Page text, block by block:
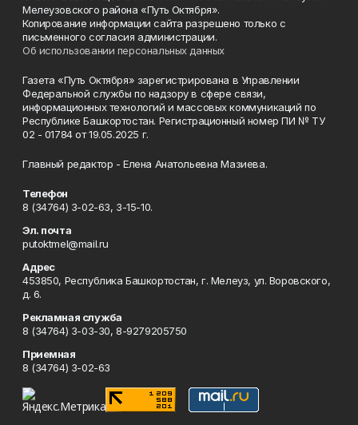
Мелеузовского района «Путь Октября».
Копирование информации сайта разрешено только с
письменного согласия администрации.
Об использовании персональных данных
Газета «Путь Октября» зарегистрирована в Управлении
Федеральной службы по надзору в сфере связи,
информационных технологий и массовых коммуникаций по
Республике Башкортостан. Регистрационный номер ПИ № ТУ
02 - 01784 от 19.05.2025 г.
Главный редактор - Елена Анатольевна Мазиева.
Телефон
8 (34764) 3-02-63, 3-15-10.
Эл. почта
putoktmel@mail.ru
Адрес
453850, Республика Башкортостан, г. Мелеуз, ул. Воровского,
д. 6.
Рекламная служба
8 (34764) 3-03-30, 8-9279205750
Приемная
8 (34764) 3-02-63